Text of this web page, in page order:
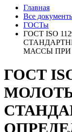
Главная
Все
ГОСТы
ГОСТ ISO
МАССЫ ПРИ
ГОСТ